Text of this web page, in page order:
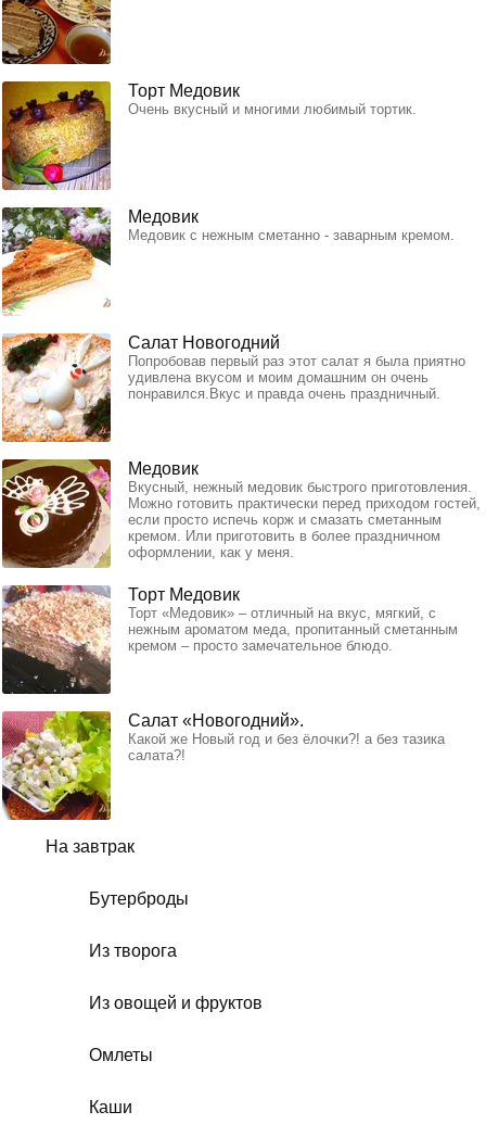
На завтрак
Бутерброды
Из творога
Из овощей и фруктов
Омлеты
Каши
Торт Медовик
Очень вкусный и многими любимый тортик.
Медовик
Медовик с нежным сметанно - заварным кремом.
Салат Новогодний
Попробовав первый раз этот салат я была приятно
удивлена вкусом и моим домашним он очень
понравился.Вкус и правда очень праздничный.
Медовик
Вкусный, нежный медовик быстрого приготовления.
Можно готовить практически перед приходом гостей,
если просто испечь корж и смазать сметанным
кремом. Или приготовить в более праздничном
оформлении, как у меня.
Торт Медовик
Торт «Медовик» – отличный на вкус, мягкий, с
нежным ароматом меда, пропитанный сметанным
кремом – просто замечательное блюдо.
Салат «Новогодний».
Какой же Новый год и без ёлочки?! а без тазика
салата?!